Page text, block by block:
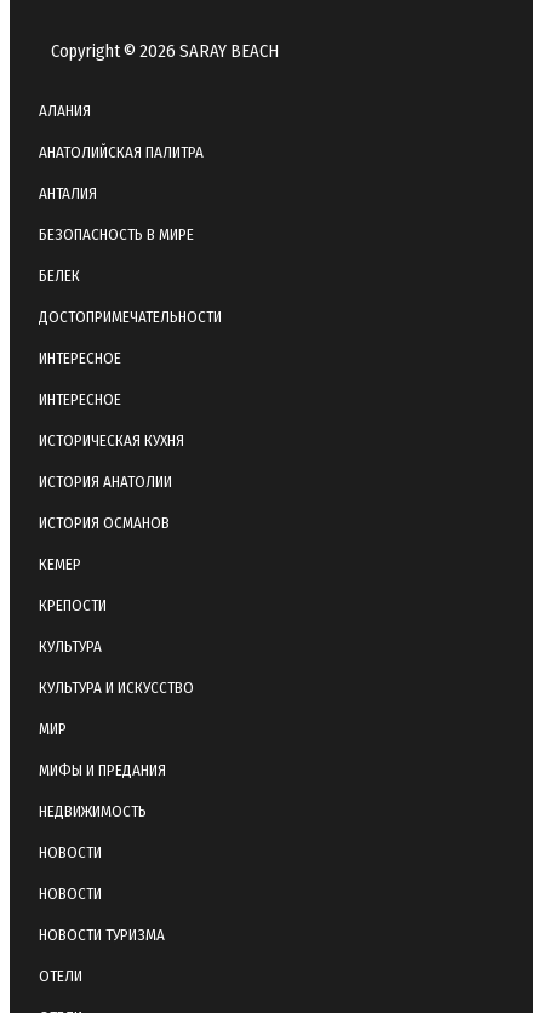
Copyright © 2026 SARAY BEACH
АЛАНИЯ
АНАТОЛИЙСКАЯ ПАЛИТРА
АНТАЛИЯ
БЕЗОПАСНОСТЬ В МИРЕ
БЕЛЕК
ДОСТОПРИМЕЧАТЕЛЬНОСТИ
ИНТЕРЕСНОЕ
ИНТЕРЕСНОЕ
ИСТОРИЧЕСКАЯ КУХНЯ
ИСТОРИЯ АНАТОЛИИ
ИСТОРИЯ ОСМАНОВ
КЕМЕР
КРЕПОСТИ
КУЛЬТУРА
КУЛЬТУРА И ИСКУССТВО
МИР
МИФЫ И ПРЕДАНИЯ
НЕДВИЖИМОСТЬ
НОВОСТИ
НОВОСТИ
НОВОСТИ ТУРИЗМА
ОТЕЛИ